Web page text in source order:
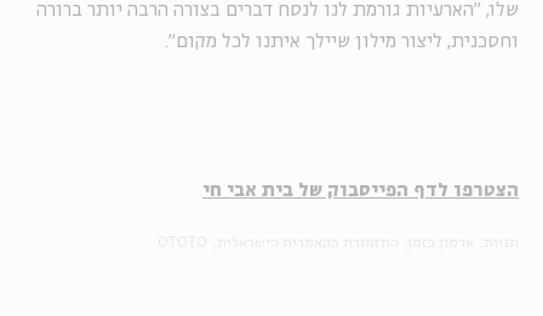
שלו, "הארעיות גורמת לנו לנסח דברים בצורה הרבה יותר ברורה
וחסכנית, ליצור מילון שיילך איתנו לכל מקום".
הצטרפו לדף הפייסבוק של בית אבי חי